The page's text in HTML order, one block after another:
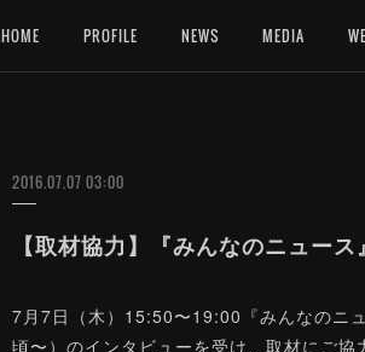
HOME PROFILE NEWS MEDIA
2016.07.07 03:00
【取材協力】『みんなのニュー
7月7日（木）15:50〜19:00『みんなのニ
頃〜）のインタビューを受け、取材にご協